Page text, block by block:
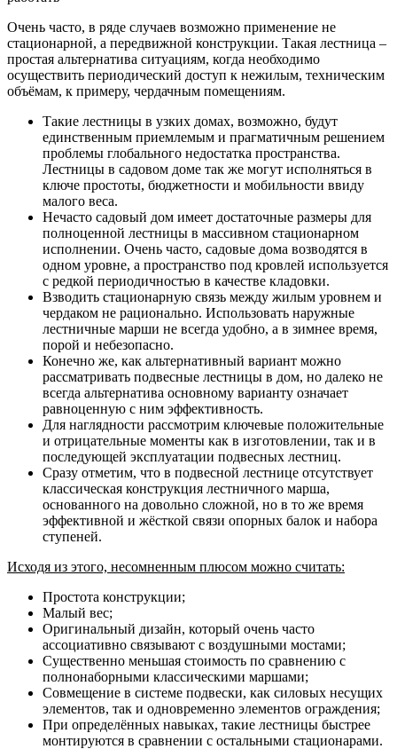
Очень часто, в ряде случаев возможно применение не
стационарной, а передвижной конструкции. Такая лестница –
простая альтернатива ситуациям, когда необходимо
осуществить периодический доступ к нежилым, техническим
объёмам, к примеру, чердачным помещениям.
Такие лестницы в узких домах, возможно, будут
единственным приемлемым и прагматичным решением
проблемы глобального недостатка пространства.
Лестницы в садовом доме так же могут исполняться в
ключе простоты, бюджетности и мобильности ввиду
малого веса.
Нечасто садовый дом имеет достаточные размеры для
полноценной лестницы в массивном стационарном
исполнении. Очень часто, садовые дома возводятся в
одном уровне, а пространство под кровлей используется
с редкой периодичностью в качестве кладовки.
Взводить стационарную связь между жилым уровнем и
чердаком не рационально. Использовать наружные
лестничные марши не всегда удобно, а в зимнее время,
порой и небезопасно.
Конечно же, как альтернативный вариант можно
рассматривать подвесные лестницы в дом, но далеко не
всегда альтернатива основному варианту означает
равноценную с ним эффективность.
Для наглядности рассмотрим ключевые положительные
и отрицательные моменты как в изготовлении, так и в
последующей эксплуатации подвесных лестниц.
Сразу отметим, что в подвесной лестнице отсутствует
классическая конструкция лестничного марша,
основанного на довольно сложной, но в то же время
эффективной и жёсткой связи опорных балок и набора
ступеней.
Исходя из этого, несомненным плюсом можно считать:
Простота конструкции;
Малый вес;
Оригинальный дизайн, который очень часто
ассоциативно связывают с воздушными мостами;
Существенно меньшая стоимость по сравнению с
полнонаборными классическими маршами;
Совмещение в системе подвески, как силовых несущих
элементов, так и одновременно элементов ограждения;
При определённых навыках, такие лестницы быстрее
монтируются в сравнении с остальными стационарами.